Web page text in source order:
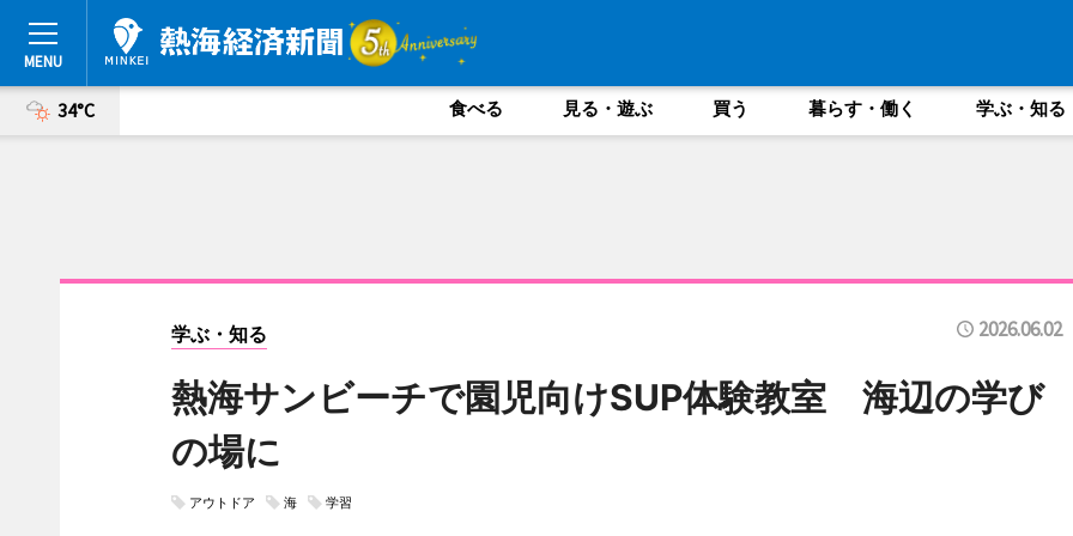
34°C 食べる 見る・遊ぶ 買う 暮らす・働く 学ぶ・知る
学ぶ・知る 2026.06.02
熱海サンビーチで園児向けSUP体験教室 海辺の学び
の場に
アウトドア 海 学習